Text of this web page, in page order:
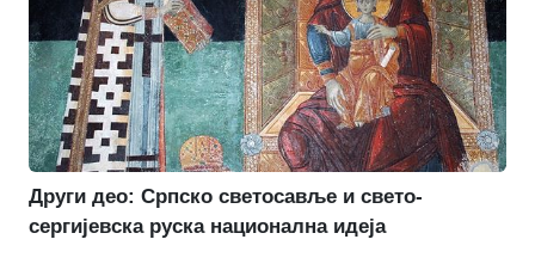
Други део: Српско светосавље и свето-
сергијевска руска национална идеја